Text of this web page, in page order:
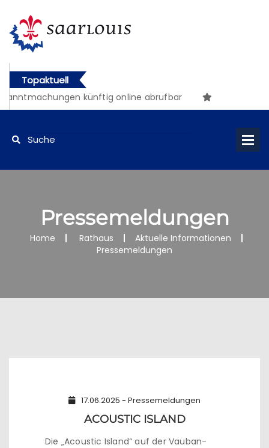
Topaktuell
künftig online abrufbar
Pressemeldungen
Home Rathaus
Aktuelle Informationen
Pressemeldungen
17.06.2025 - Pressemeldungen
ACOUSTIC ISLAND
Die „Acoustic Island“ auf der Vauban-